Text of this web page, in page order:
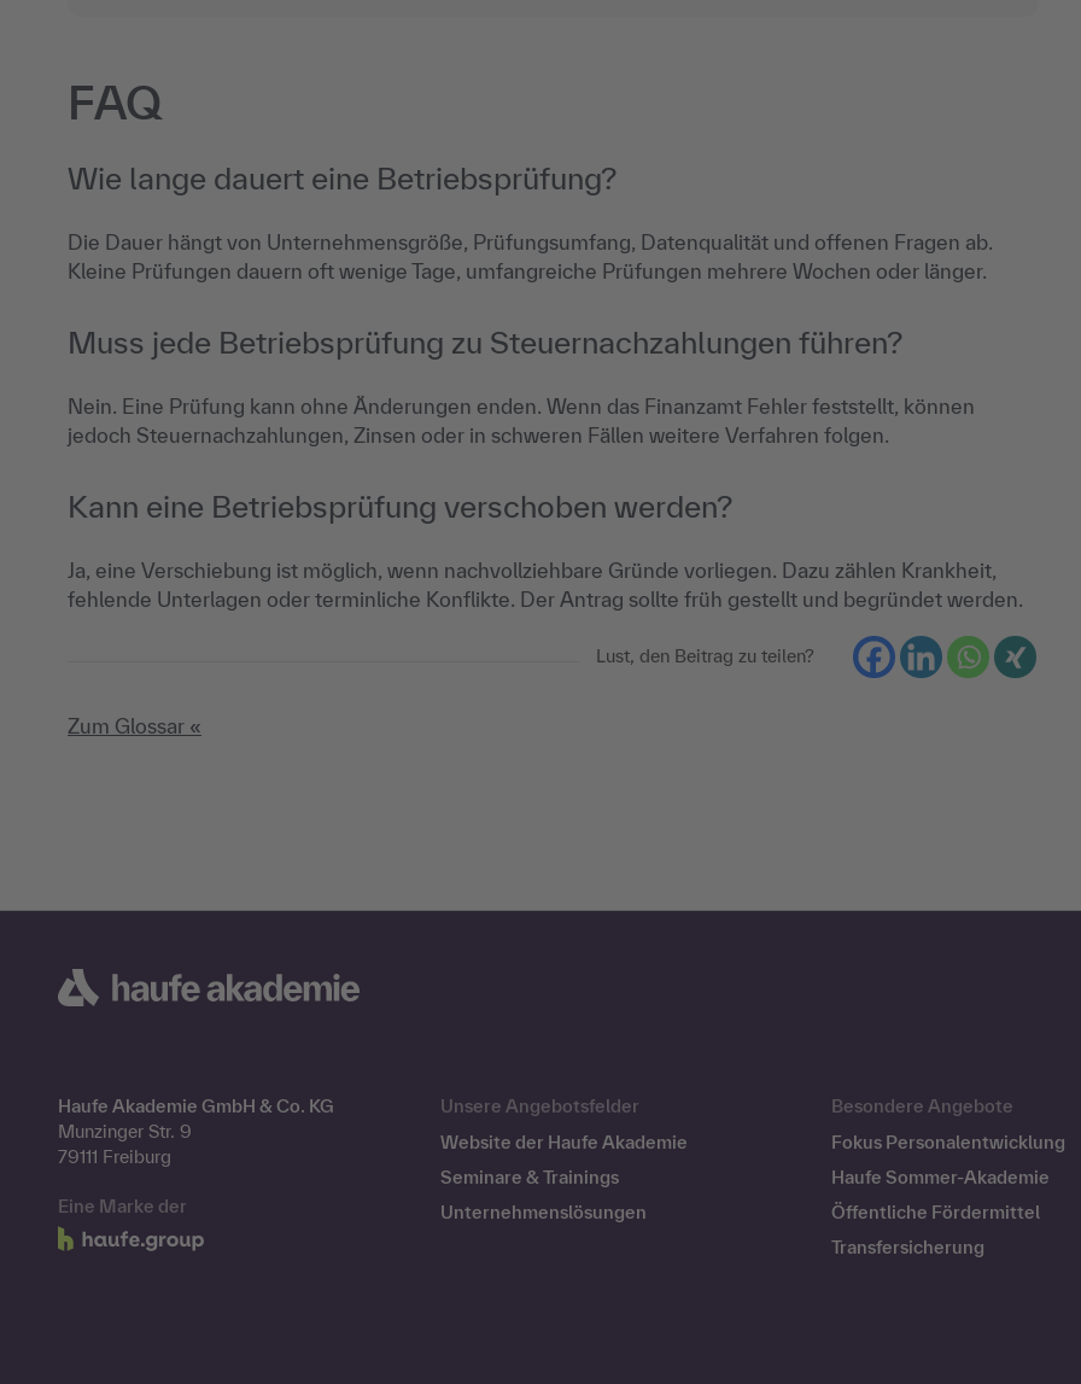
FAQ
Wie lange dauert eine Betriebsprüfung?
Die Dauer hängt von Unternehmensgröße, Prüfungsumfang, Datenqualität und offenen Fragen ab.
Kleine Prüfungen dauern oft wenige Tage, umfangreiche Prüfungen mehrere Wochen oder länger.
Muss jede Betriebsprüfung zu Steuernachzahlungen führen?
Nein. Eine Prüfung kann ohne Änderungen enden. Wenn das Finanzamt Fehler feststellt, können
jedoch Steuernachzahlungen, Zinsen oder in schweren Fällen weitere Verfahren folgen.
Kann eine Betriebsprüfung verschoben werden?
Ja, eine Verschiebung ist möglich, wenn nachvollziehbare Gründe vorliegen. Dazu zählen Krankheit,
fehlende Unterlagen oder terminliche Konflikte. Der Antrag sollte früh gestellt und begründet werden.
Lust, den Beitrag zu teilen?
Zum Glossar «
Haufe Akademie GmbH & Co. KG
Munzinger Str. 9
79111 Freiburg
Eine Marke der
Unsere Angebotsfelder
Website der Haufe Akademie
Seminare & Trainings
Unternehmenslösungen
Besondere Angebote
Fokus Personalentwicklung
Haufe Sommer-Akademie
Öffentliche Fördermittel
Transfersicherung